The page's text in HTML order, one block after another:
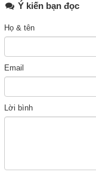
Ý kiến bạn đọc
Họ & tên
Email
Lời bình